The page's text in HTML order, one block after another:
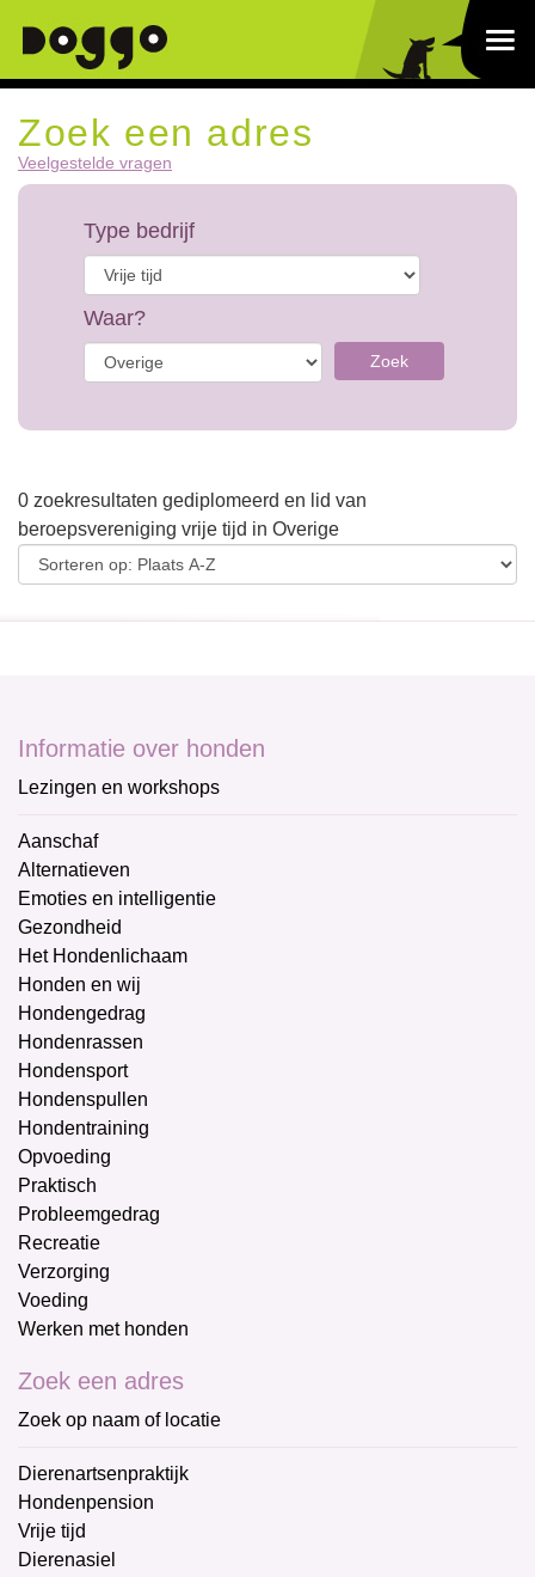
Zoek een adres
Veelgestelde vragen
Type bedrijf
Waar?
Zoek
0 zoekresultaten gediplomeerd en lid van
beroepsvereniging vrije tijd in Overige
Informatie over honden
Lezingen en workshops
Aanschaf
Alternatieven
Emoties en intelligentie
Gezondheid
Het Hondenlichaam
Honden en wij
Hondengedrag
Hondenrassen
Hondensport
Hondenspullen
Hondentraining
Opvoeding
Praktisch
Probleemgedrag
Recreatie
Verzorging
Voeding
Werken met honden
Zoek een adres
Zoek op naam of locatie
Dierenartsenpraktijk
Hondenpension
Vrije tijd
Dierenasiel